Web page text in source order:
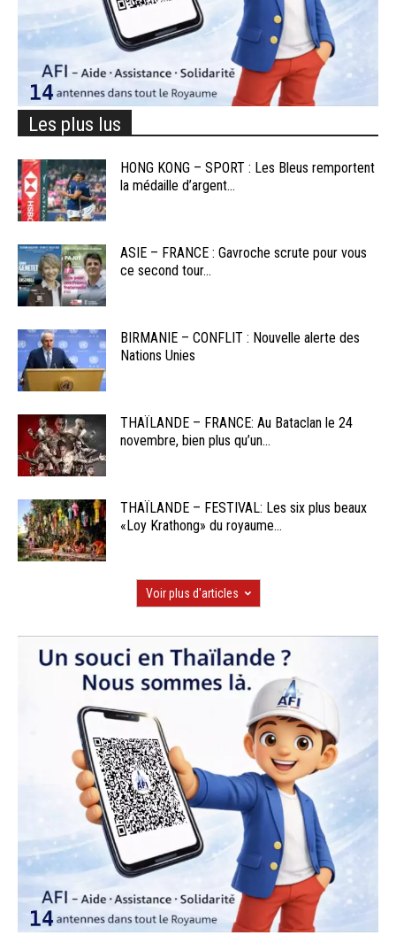
Les plus lus
HONG KONG – SPORT : Les Bleus remportent
la médaille d’argent...
ASIE – FRANCE : Gavroche scrute pour vous
ce second tour...
BIRMANIE – CONFLIT : Nouvelle alerte des
Nations Unies
THAÏLANDE – FRANCE: Au Bataclan le 24
novembre, bien plus qu’un...
THAÏLANDE – FESTIVAL: Les six plus beaux
«Loy Krathong» du royaume...
Voir plus d'articles